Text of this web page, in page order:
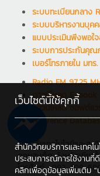
ระบบทะเบียนกลาง
ระบบบริหารงานบุค
แบบประเมินพึงพอใ
ระบบการประกันคุณ
เบอร์โทรภายใน มทร.
Radio FM 97.25
ดาวน์โหลด E-book
ดาวน์โหลด ซอฟต์แวร์
Reference
วิทยาลัยเทคโนโลยีและส
ดอยสะเก็ด จังหวัดเชียงใ
โทรศัพท์ : 082-708-
เว็บไซต์นี้ใช้คุกกี้
สำนักวิทยบริการและเทคโ
ประสบการณ์การใช้งานที่
คลิกเพื่อดูข้อมูลเพิ่มเติม "